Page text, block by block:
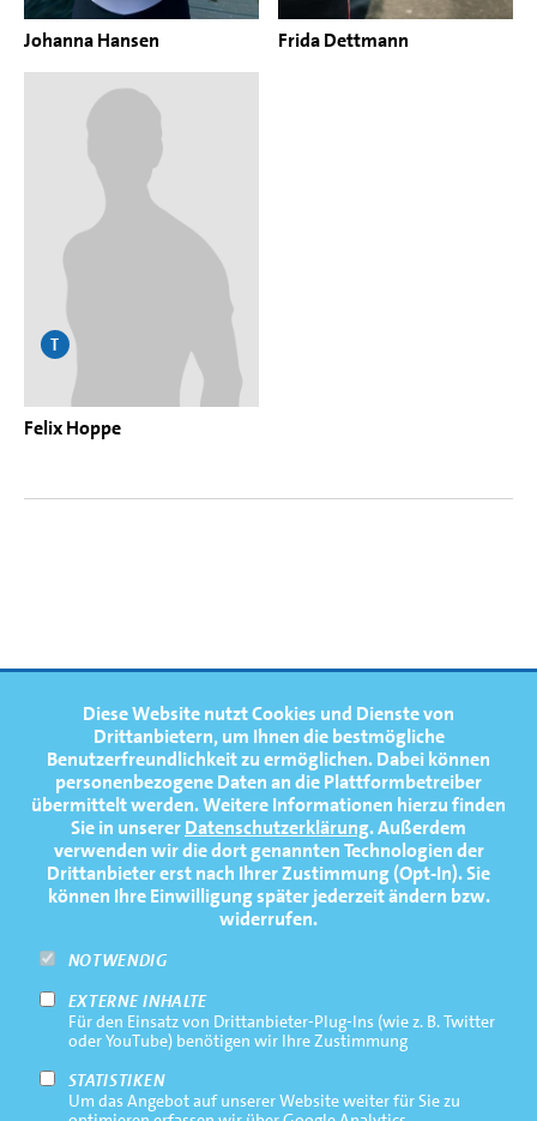
Diese Website nutzt Cookies und Dienste von
Drittanbietern, um Ihnen die bestmögliche
Benutzerfreundlichkeit zu ermöglichen.Dabei können
personenbezogene Daten an die Plattformbetreiber
übermittelt werden. Weitere Informationen hierzu finden
Sie in unsererDatenschutzerklärung. Außerdem
verwenden wir die dort genannten Technologien der
Drittanbieter erst nach Ihrer Zustimmung (Opt-In). Sie
können Ihre Einwilligung später jederzeit ändern bzw.
widerrufen.
NOTWENDIG
EXTERNE INHALTE
Für den Einsatz von Drittanbieter-Plug-Ins (wie z. B. Twitter
oder YouTube) benötigen wir Ihre Zustimmung
STATISTIKEN
Um das Angebot auf unserer Website weiter für Sie zu
Johanna Hansen Frida Dettmann
Felix Hoppe
T
FOOTERNAVIGATION
NEWS
TERMINE
MEDIATHEK
PRESSE
FAQ
NEWSLETTER
Footernavigation
Bottom
Impressum
Datenschutz